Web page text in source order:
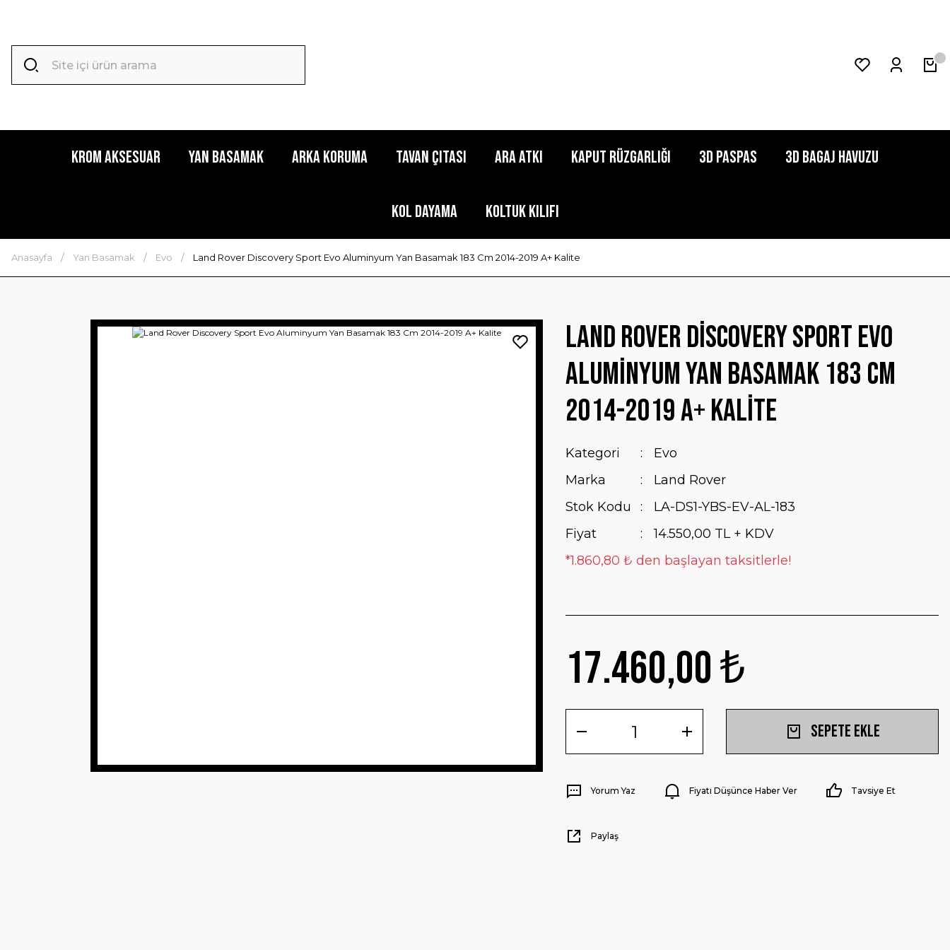
Krom Aksesuar Yan Basamak Arka Koruma Tavan Çıtası Ara Atkı Kaput Rüzgarlığı 3D Paspas 3D Bagaj Havuzu
Kol Dayama Koltuk Kılıfı
Anasayfa Yan Basamak Evo Land Rover Discovery Sport Evo Aluminyum Yan Basamak 183 Cm 2014-2019 A+ Kalite
Land Rover Discovery Sport Evo
Aluminyum Yan Basamak 183 Cm
2014-2019 A+ Kalite
Kategori
Evo
Marka
Land Rover
Stok Kodu
LA-DS1-YBS-EV-AL-183
Fiyat
14.550,00 TL + KDV
*1.860,80 ₺ den başlayan taksitlerle!
17.460,00 ₺
Sepete Ekle
Yorum Yaz Fiyatı Düşünce Haber Ver Tavsiye Et
Paylaş